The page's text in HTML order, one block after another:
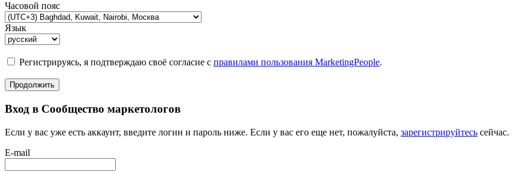
Часовой пояс
Язык
Регистрируясь, я подтверждаю своё согласие с правилами пользования MarketingPeople.
Продолжить
Вход в Сообщество маркетологов
Если у вас уже есть аккаунт, введите логин и пароль ниже. Если у вас его еще нет, пожалуйста, зарегистрируйтесь сейчас.
E-mail